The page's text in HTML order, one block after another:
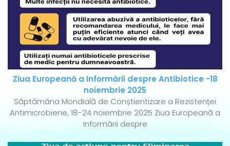
Ziua Europeană a Informării despre Antibiotice -18
noiembrie 2025
Săptămâna Mondială de Conștientizare a Rezistenței
Antimicrobiene, 18-24 noiembrie 2025 Ziua Europeană a
Informării despre